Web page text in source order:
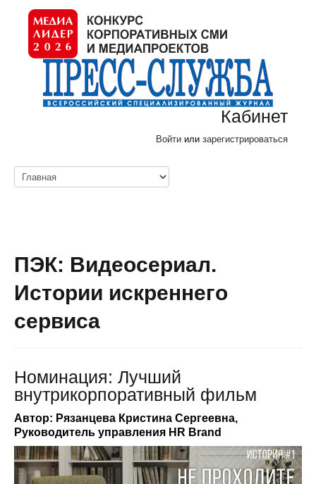
Кабинет
Войти или зарегистрироваться
ПЭК: Видеосериал.
Истории искреннего
сервиса
Номинация: Лучший
внутрикорпоративный фильм
Автор: Рязанцева Кристина Сергеевна,
Руководитель управления HR Brand